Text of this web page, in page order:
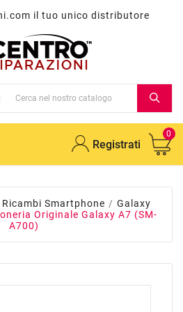
il tuo unico distributore
Registrati
0
Ricambi Smartphone
Galaxy
Originale Galaxy A7 (SM-
A700)